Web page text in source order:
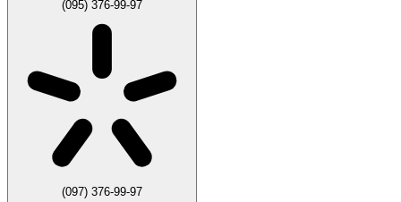
(095) 376-99-97
(097) 376-99-97